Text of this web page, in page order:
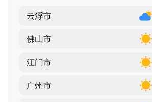
云浮市
佛山市
江门市
广州市